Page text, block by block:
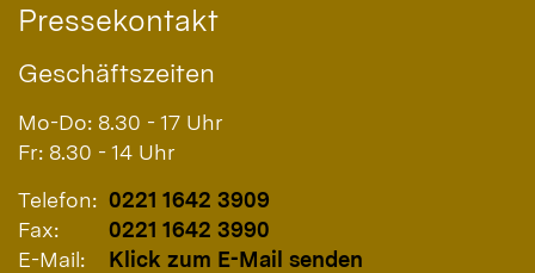
Pressekontakt
Geschäftszeiten
Mo-Do: 8.30 - 17 Uhr
Fr: 8.30 - 14 Uhr
Telefon: 0221 1642 3909
Fax:
0221 1642 3990
E-Mail:
Klick zum E-Mail senden